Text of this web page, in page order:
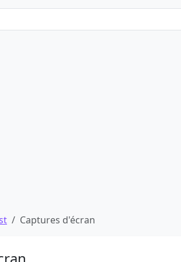
Captures d'écran